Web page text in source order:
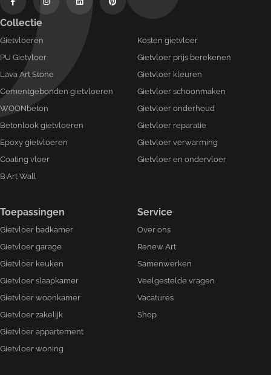
Collectie
Gietvloeren
PU Gietvloer
Lava Art Stone
Cementgebonden gietvloeren
WOONbeton
Betonlook gietvloeren
Epoxy gietvloeren
Coating vloer
B·Art Wall
Kosten gietvloer
Gietvloer prijs berekenen
Gietvloer kleuren
Gietvloer schoonmaken
Gietvloer onderhoud
Gietvloer reparatie
Gietvloer verwarming
Gietvloer en ondervloer
Toepassingen
Gietvloer badkamer
Gietvloer garage
Gietvloer keuken
Gietvloer slaapkamer
Gietvloer woonkamer
Gietvloer zakelijk
Gietvloer appartement
Gietvloer woning
Service
Over ons
Renew Art
Samenwerken
Veelgestelde vragen
Vacatures
Shop